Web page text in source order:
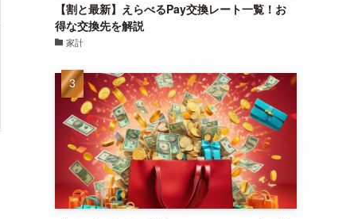
【割と最新】えらべるPay交換レート一覧！お
得な交換先を解説
家計